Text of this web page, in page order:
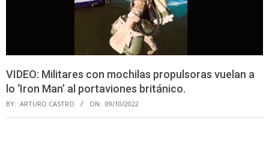
VIDEO: Militares con mochilas propulsoras vuelan a
lo ‘Iron Man’ al portaviones británico.
BY: ARTURO CASTRO ON: 09/10/2022